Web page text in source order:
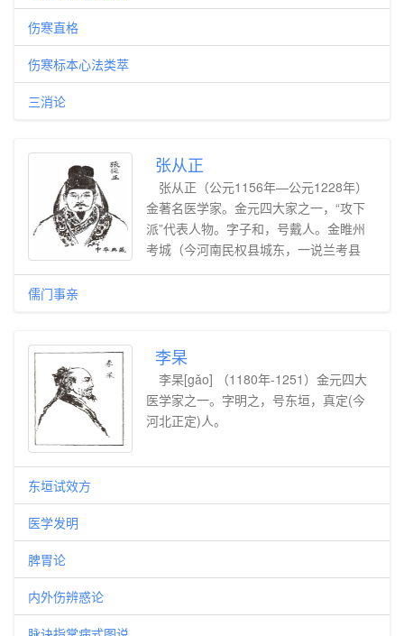
伤寒直格
伤寒标本心法类萃
三消论
张从正
张从正（公元1156年—公元1228年）
金著名医学家。金元四大家之一，“攻下
派”代表人物。字子和，号戴人。金睢州
考城（今河南民权县城东，一说兰考县
东）人，此地在五代梁开平元年（公元
继承父业，致力于医学，13岁时便诵习
《素问》、《难经》、《伤寒论》等书。
20岁移居宛丘（今河南淮阳县）开业行
医，足迹遍及颍州、郾城、汝阳等县。金
唱喏的丑态，不久便辞归乡里，与弟子麻
古今医著，研讨医学理论，“讲明奥义，
儒门事亲
李杲
李杲[gǎo] （1180年-1251）金元四大
医学家之一。字明之，号东垣，真定(今
河北正定)人。
东垣试效方
医学发明
脾胃论
内外伤辨惑论